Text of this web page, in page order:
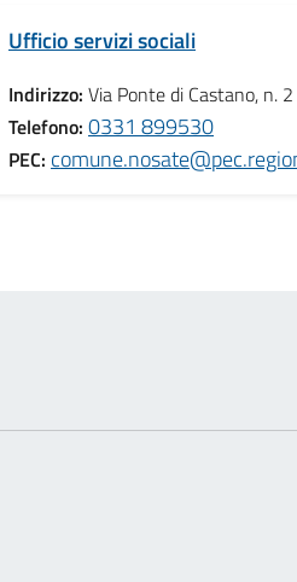
Ufficio servizi sociali
Indirizzo: Via Ponte di Castano, n. 2
Telefono: 0331 899530
PEC: